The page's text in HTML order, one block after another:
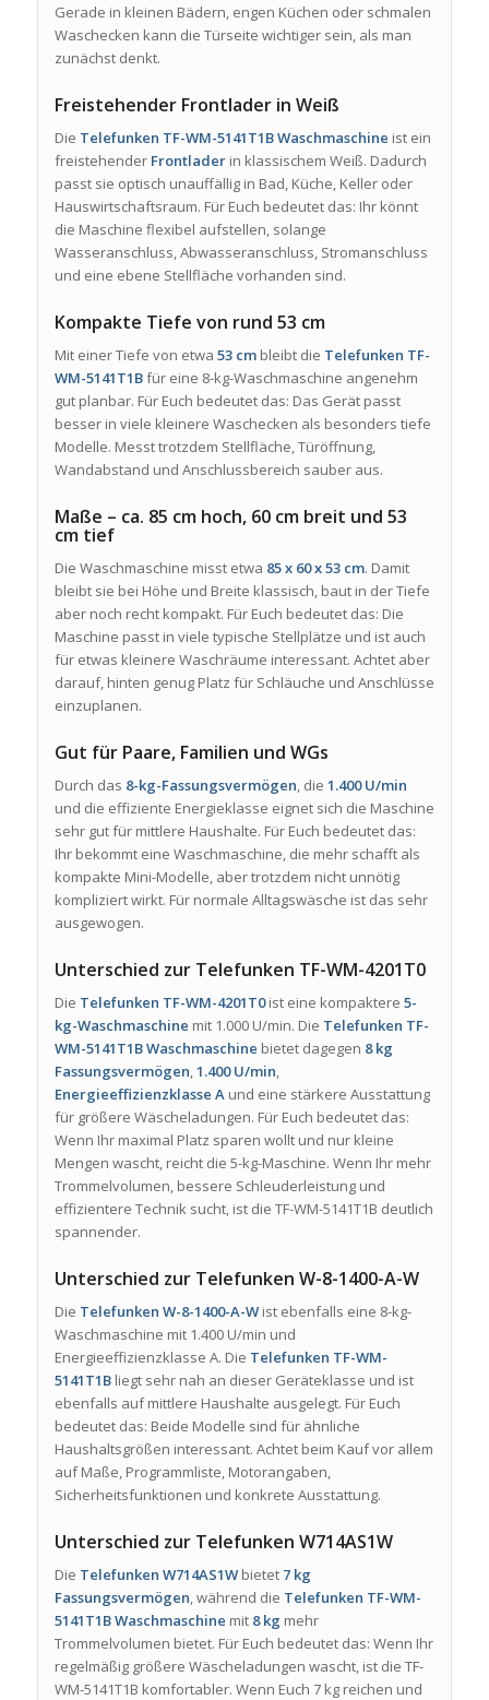
Gerade in kleinen Bädern, engen Küchen oder schmalen
Waschecken kann die Türseite wichtiger sein, als man
zunächst denkt.
Freistehender Frontlader in Weiß
Die Telefunken TF-WM-5141T1B Waschmaschine ist ein
freistehender Frontladerin klassischem Weiß. Dadurch
passt sie optisch unauffällig in Bad, Küche, Keller oder
Hauswirtschaftsraum. Für Euch bedeutet das: Ihr könnt
die Maschine flexibel aufstellen, solange
Wasseranschluss, Abwasseranschluss, Stromanschluss
und eine ebene Stellfläche vorhanden sind.
Kompakte Tiefe von rund 53 cm
Mit einer Tiefe von etwa 53 cmbleibt die Telefunken TF-
WM-5141T1Bfür eine 8-kg-Waschmaschine angenehm
gut planbar. Für Euch bedeutet das: Das Gerät passt
besser in viele kleinere Waschecken als besonders tiefe
Modelle. Messt trotzdem Stellfläche, Türöffnung,
Wandabstand und Anschlussbereich sauber aus.
Maße – ca. 85 cm hoch, 60 cm breit und 53
cm tief
Die Waschmaschine misst etwa 85 x 60 x 53 cm. Damit
bleibt sie bei Höhe und Breite klassisch, baut in der Tiefe
aber noch recht kompakt. Für Euch bedeutet das: Die
Maschine passt in viele typische Stellplätze und ist auch
für etwas kleinere Waschräume interessant. Achtet aber
darauf, hinten genug Platz für Schläuche und Anschlüsse
einzuplanen.
Gut für Paare, Familien und WGs
Durch das 8-kg-Fassungsvermögen, die 1.400 U/min
und die effiziente Energieklasse eignet sich die Maschine
sehr gut für mittlere Haushalte. Für Euch bedeutet das:
Ihr bekommt eine Waschmaschine, die mehr schafft als
kompakte Mini-Modelle, aber trotzdem nicht unnötig
kompliziert wirkt. Für normale Alltagswäsche ist das sehr
ausgewogen.
Unterschied zur Telefunken TF-WM-4201T0
Die Telefunken TF-WM-4201T0ist eine kompaktere 5-
kg-Waschmaschine mit 1.000 U/min. Die Telefunken TF-
WM-5141T1B Waschmaschine bietet dagegen 8 kg
Fassungsvermögen,1.400 U/min,
Energieeffizienzklasse Aund eine stärkere Ausstattung
für größere Wäscheladungen. Für Euch bedeutet das:
Wenn Ihr maximal Platz sparen wollt und nur kleine
Mengen wascht, reicht die 5-kg-Maschine. Wenn Ihr mehr
Trommelvolumen, bessere Schleuderleistung und
effizientere Technik sucht, ist die TF-WM-5141T1B deutlich
spannender.
Unterschied zur Telefunken W-8-1400-A-W
Die Telefunken W-8-1400-A-Wist ebenfalls eine 8-kg-
Waschmaschine mit 1.400 U/min und
Energieeffizienzklasse A. Die Telefunken TF-WM-
5141T1Bliegt sehr nah an dieser Geräteklasse und ist
ebenfalls auf mittlere Haushalte ausgelegt. Für Euch
bedeutet das: Beide Modelle sind für ähnliche
Haushaltsgrößen interessant. Achtet beim Kauf vor allem
auf Maße, Programmliste, Motorangaben,
Sicherheitsfunktionen und konkrete Ausstattung.
Unterschied zur Telefunken W714AS1W
Die Telefunken W714AS1Wbietet 7 kg
Fassungsvermögen, während die Telefunken TF-WM-
5141T1B Waschmaschine mit 8 kg mehr
Trommelvolumen bietet. Für Euch bedeutet das: Wenn Ihr
regelmäßig größere Wäscheladungen wascht, ist die TF-
WM-5141T1B komfortabler. Wenn Euch 7 kg reichen und